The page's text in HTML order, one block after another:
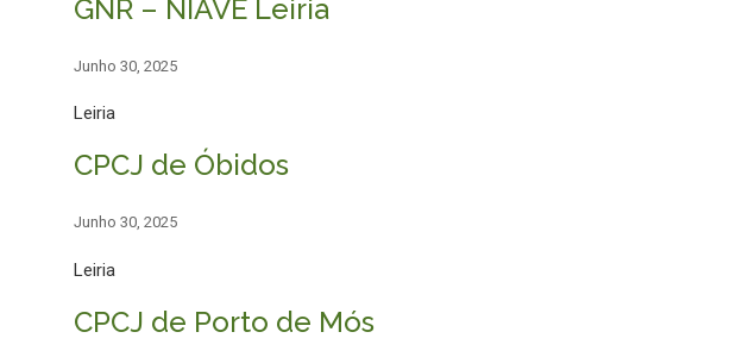
GNR – NIAVE Leiria
Junho 30, 2025
Leiria
CPCJ de Óbidos
Junho 30, 2025
Leiria
CPCJ de Porto de Mós